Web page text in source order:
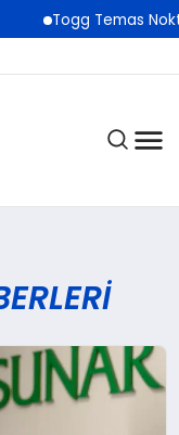
Togg Temas